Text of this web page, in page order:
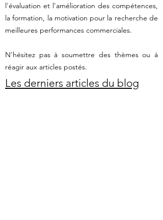
l'évaluation et l'amélioration des compétences,
la formation, la motivation pour la recherche de
meilleures performances commerciales.
N'hésitez pas à soumettre des thèmes ou à
réagir aux articles postés.
Les derniers articles du blog